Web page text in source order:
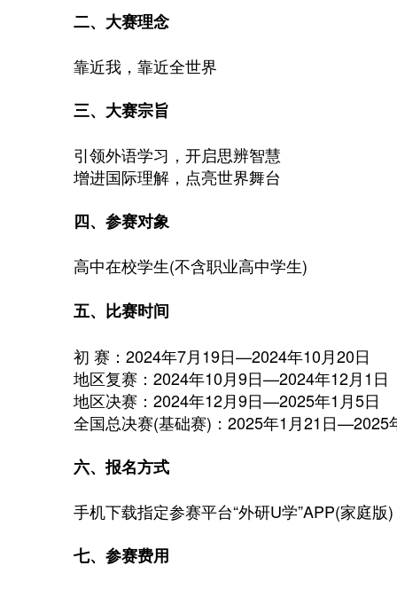
二、大赛理念
靠近我，靠近全世界
三、大赛宗旨
引领外语学习，开启思辨智慧
增进国际理解，点亮世界舞台
四、参赛对象
高中在校学生(不含职业高中学生)
五、比赛时间
初 赛：2024年7月19日—2024年10月20日
地区复赛：2024年10月9日—2024年12月1日
地区决赛：2024年12月9日—2025年1月5日
全国总决赛(基础赛)：2025年1月21日—2025
六、报名方式
手机下载指定参赛平台“外研U学”APP(家庭版
七、参赛费用